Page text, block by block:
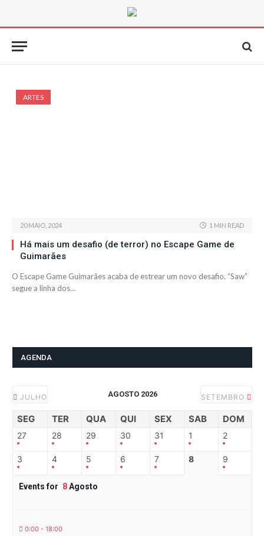
ARTES
20 MAIO, 2024 1 MIN READ
Há mais um desafio (de terror) no Escape Game de
Guimarães
O Escape Game Guimarães acaba de estrear um novo desafio. “Saw”
segue a linha dos…
AGENDA
JULHO AGOSTO 2026 SETEMBRO
SEG TER QUA QUI SEX SAB DOM
27 28 29 30 31 1 2
3 4 5 6 7 8 9
Events for 8Agosto
0:00 - 18:00